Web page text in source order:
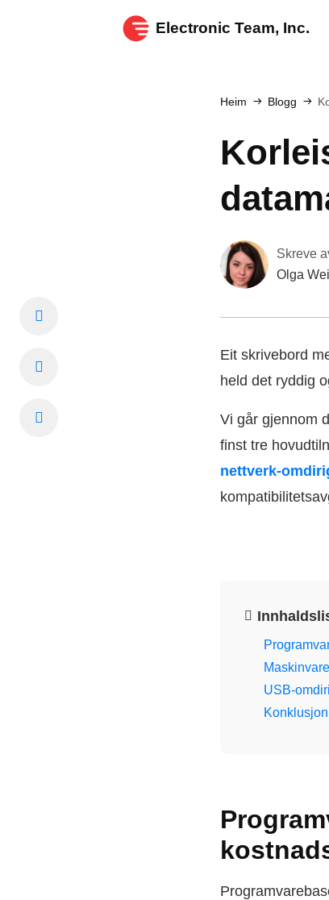
Electronic Team, Inc.
Heim Blogg
Skreve
Olga
Eit skrivebord
held det ryddig
Vi går gjennom
finst tre
nettverk-
USB-